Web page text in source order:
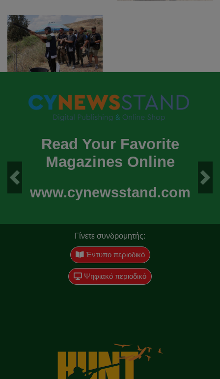
Read Your Favorite
Magazines Online
Next
www.cynewsstand.com
Γίνετε συνδρομητής:
Έντυπο περιοδικό
Ψηφιακό περιοδικό